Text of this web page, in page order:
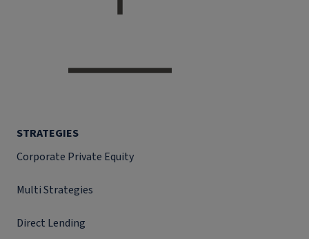
STRATEGIES
Corporate Private Equity
Multi Strategies
Direct Lending